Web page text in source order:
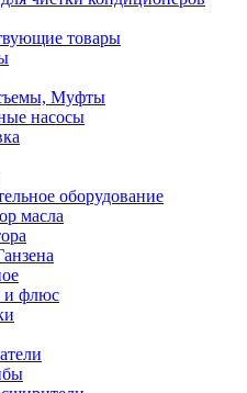
товары
Муфты
насосы
оборудование
масла
и флюс